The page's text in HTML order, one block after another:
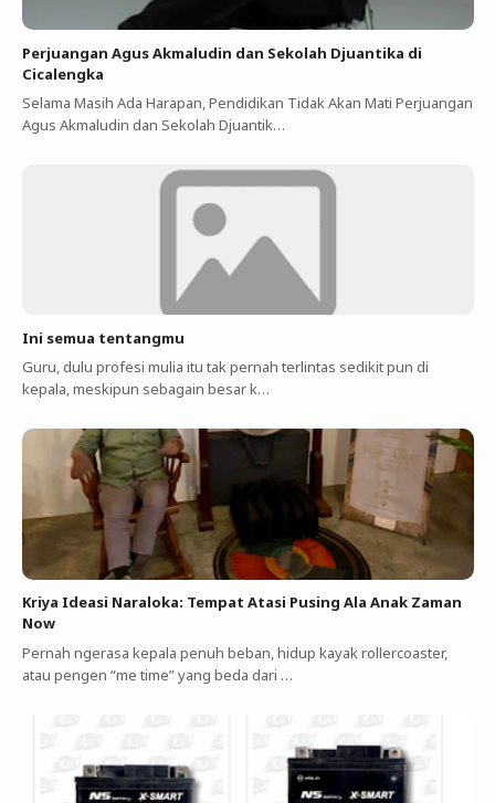
Perjuangan Agus Akmaludin dan Sekolah Djuantika di
Cicalengka
Selama Masih Ada Harapan, Pendidikan Tidak Akan Mati Perjuangan
Agus Akmaludin dan Sekolah Djuantik…
Ini semua tentangmu
Guru, dulu profesi mulia itu tak pernah terlintas sedikit pun di
kepala, meskipun sebagain besar k…
Kriya Ideasi Naraloka: Tempat Atasi Pusing Ala Anak Zaman
Now
Pernah ngerasa kepala penuh beban, hidup kayak rollercoaster,
atau pengen “me time” yang beda dari …